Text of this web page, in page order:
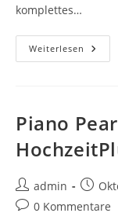
komplettes…
Weiterlesen
Piano
admin
0 Kommentare